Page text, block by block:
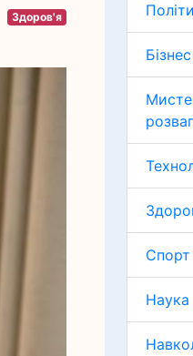
Бізнес
Спорт
Наука
Здоров'я